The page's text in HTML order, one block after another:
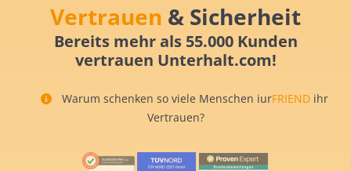
Vertrauen & Sicherheit
Bereits mehr als 55.000 Kunden
vertrauen Unterhalt.com!
Warum schenken so viele Menschen iurFRIEND ihr
Vertrauen?